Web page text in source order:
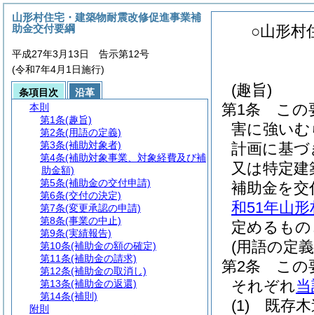
○山形村
(趣旨)
第1条
この
害に強い
計画に基づ
又は特定
補助金を
和51年山
定めるも
(用語の定
第2条
この
それぞれ
(1)
既存
山形村住宅・建築物耐震改修促進事業補
助金交付要綱
平成27年3月13日 告示第12号
(令和7年4月1日施行)
条項目次
沿革
本則
第1条(趣旨)
第2条(用語の定義)
第3条(補助対象者)
第4条(補助対象事業、対象経費及び補
助金額)
第5条(補助金の交付申請)
第6条(交付の決定)
第7条(変更承認の申請)
第8条(事業の中止)
第9条(実績報告)
第10条(補助金の額の確定)
第11条(補助金の請求)
第12条(補助金の取消し)
第13条(補助金の返還)
第14条(補則)
附則